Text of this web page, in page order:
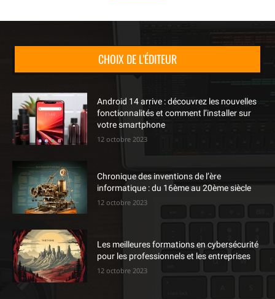
CHOIX DE L'ÉDITEUR
Android 14 arrive : découvrez les nouvelles
fonctionnalités et comment l’installer sur
votre smartphone
12 octobre 2023
Chronique des inventions de l’ère
informatique : du 16ème au 20ème siècle
12 octobre 2023
Les meilleures formations en cybersécurité
pour les professionnels et les entreprises
12 octobre 2023